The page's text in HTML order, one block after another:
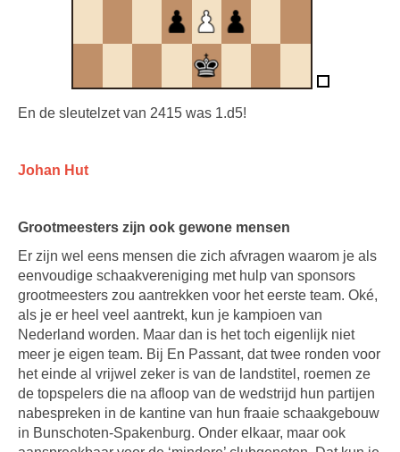
En de sleutelzet van 2415 was 1.d5!
Johan Hut
Grootmeesters zijn ook gewone mensen
Er zijn wel eens mensen die zich afvragen waarom je als
eenvoudige schaakvereniging met hulp van sponsors
grootmeesters zou aantrekken voor het eerste team. Oké,
als je er heel veel aantrekt, kun je kampioen van
Nederland worden. Maar dan is het toch eigenlijk niet
meer je eigen team. Bij En Passant, dat twee ronden voor
het einde al vrijwel zeker is van de landstitel, roemen ze
de topspelers die na afloop van de wedstrijd hun partijen
nabespreken in de kantine van hun fraaie schaakgebouw
in Bunschoten-Spakenburg. Onder elkaar, maar ook